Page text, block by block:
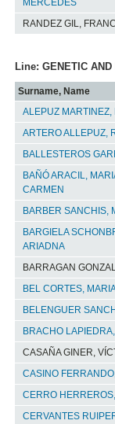
MERCEDES
RANDEZ GIL,
Line: GENETIC
Surname, Name
ALEPUZ MARTINEZ,
ARTERO ALLEPUZ,
BALLESTEROS
BAÑÓ ARACIL,
CARMEN
BARBER SANCHIS,
BARGIELA
ARIADNA
BARRAGAN
BEL CORTES,
BELENGUER
BRACHO
CASAÑA GINER,
CASINO
CERRO
CERVANTES